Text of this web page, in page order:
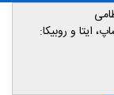
ایتا و روبیکا: